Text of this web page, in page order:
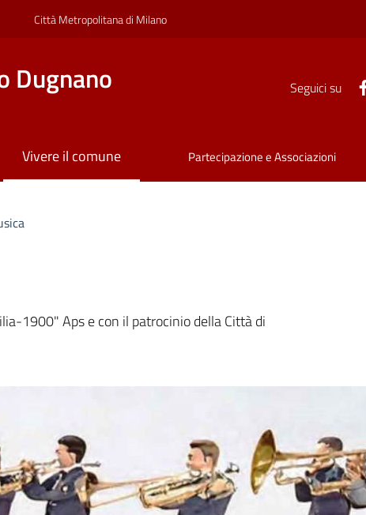
Città Metropolitana di Milano
Dugnano Seguici su
Vivere il comune Partecipazione e Associazioni
1900" Aps e con il patrocinio della Città di